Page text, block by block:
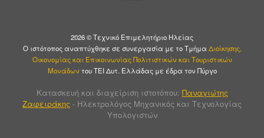
2026 © Τεχνικό Επιμελητήριο Ηλείας
Ο ιστότοπος αναπτύχθηκε σε συνεργασία με το Τμήμα Διοίκησης,
Οικονομίας και Επικοινωνίας Πολιτιστικών και Τουριστικών
Μονάδων του ΤΕΙ Δυτ. Ελλάδας με έδρα τον Πύργο
Κατασκευή και διαχείριση ιστοτόπου: Παναγιώτης
Ζαφειράκης - Ηλεκτρολόγος Μηχανικός και Τεχνολογίας
Υπολογιστών